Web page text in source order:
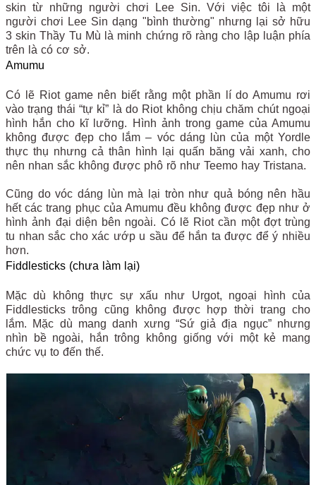
skin từ những người chơi Lee Sin. Với việc tôi là một
người chơi Lee Sin dạng "bình thường" nhưng lại sở hữu
3 skin Thầy Tu Mù là minh chứng rõ ràng cho lập luận phía
trên là có cơ sở.
Amumu
Có lẽ Riot game nên biết rằng một phần lí do Amumu rơi
vào trạng thái “tự kỉ” là do Riot không chịu chăm chút ngoại
hình hắn cho kĩ lưỡng. Hình ảnh trong game của Amumu
không được đẹp cho lắm – vóc dáng lùn của một Yordle
thực thụ nhưng cả thân hình lại quấn băng vải xanh, cho
nên nhan sắc không được phô rõ như Teemo hay Tristana.
Cũng do vóc dáng lùn mà lại tròn như quả bóng nên hầu
hết các trang phục của Amumu đều không được đẹp như ở
hình ảnh đại diện bên ngoài. Có lẽ Riot cần một đợt trùng
tu nhan sắc cho xác ướp u sầu để hắn ta được để ý nhiều
hơn.
Fiddlesticks (chưa làm lại)
Mặc dù không thực sự xấu như Urgot, ngoại hình của
Fiddlesticks trông cũng không được hợp thời trang cho
lắm. Mặc dù mang danh xưng “Sứ giả địa ngục” nhưng
nhìn bề ngoài, hắn trông không giống với một kẻ mang
chức vụ to đến thế.